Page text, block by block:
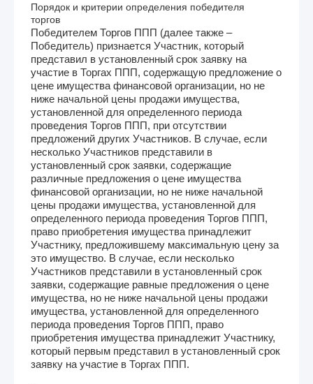
Порядок и критерии определения победителя
торгов
Победителем Торгов ППП (далее также –
Победитель) признается Участник, который
представил в установленный срок заявку на
участие в Торгах ППП, содержащую предложение о
цене имущества финансовой организации, но не
ниже начальной цены продажи имущества,
установленной для определенного периода
проведения Торгов ППП, при отсутствии
предложений других Участников. В случае, если
несколько Участников представили в
установленный срок заявки, содержащие
различные предложения о цене имущества
финансовой организации, но не ниже начальной
цены продажи имущества, установленной для
определенного периода проведения Торгов ППП,
право приобретения имущества принадлежит
Участнику, предложившему максимальную цену за
это имущество. В случае, если несколько
Участников представили в установленный срок
заявки, содержащие равные предложения о цене
имущества, но не ниже начальной цены продажи
имущества, установленной для определенного
периода проведения Торгов ППП, право
приобретения имущества принадлежит Участнику,
который первым представил в установленный срок
заявку на участие в Торгах ППП.